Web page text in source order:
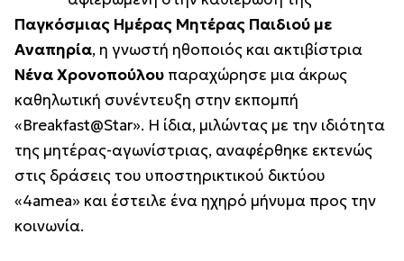
Παγκόσμιας Ημέρας Μητέρας Παιδιού με
Αναπηρία, η γνωστή ηθοποιός και ακτιβίστρια
Νένα Χρονοπούλου παραχώρησε μια άκρως
καθηλωτική συνέντευξη στην εκπομπή
«Breakfast@Star». Η ίδια, μιλώντας με την ιδιότητα
της μητέρας-αγωνίστριας, αναφέρθηκε εκτενώς
στις δράσεις του υποστηρικτικού δικτύου
«4amea» και έστειλε ένα ηχηρό μήνυμα προς την
κοινωνία.